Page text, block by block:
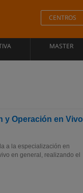
CENTROS
MASTER
y Operación en Vivo
a la especialización en
en general, realizando el